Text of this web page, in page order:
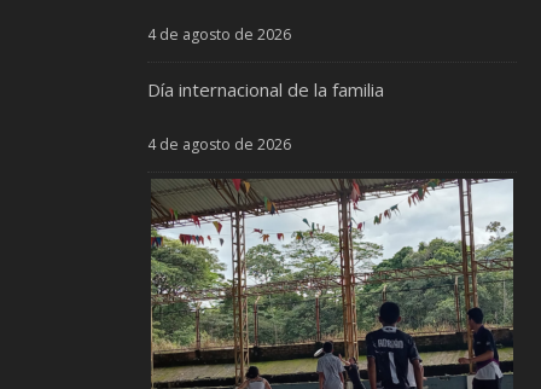
4 de agosto de 2026
Día internacional de la familia
4 de agosto de 2026